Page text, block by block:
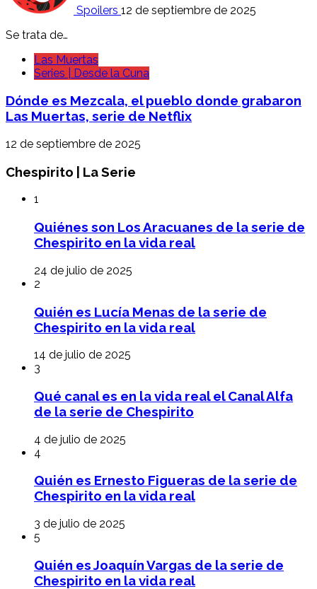
Spoilers 12 de septiembre de 2025
Se trata de…
Las Muertas
Series | Desde la Cuna
Dónde es Mezcala, el pueblo donde grabaron
Las Muertas, serie de Netflix
12 de septiembre de 2025
Chespirito | La Serie
1
Quiénes son Los Aracuanes de la serie de
Chespirito en la vida real
24 de julio de 2025
2
Quién es Lucía Menas de la serie de
Chespirito en la vida real
14 de julio de 2025
3
Qué canal es en la vida real el Canal Alfa
de la serie de Chespirito
4 de julio de 2025
4
Quién es Ernesto Figueras de la serie de
Chespirito en la vida real
3 de julio de 2025
5
Quién es Joaquín Vargas de la serie de
Chespirito en la vida real